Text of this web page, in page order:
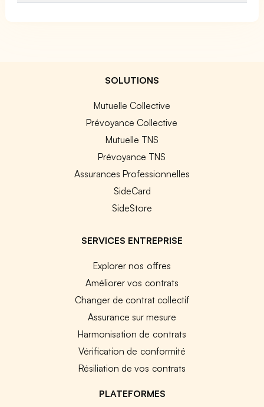
SOLUTIONS
Mutuelle Collective
Prévoyance Collective
Mutuelle TNS
Prévoyance TNS
Assurances Professionnelles
SideCard
SideStore
SERVICES ENTREPRISE
Explorer nos offres
Améliorer vos contrats
Changer de contrat collectif
Assurance sur mesure
Harmonisation de contrats
Vérification de conformité
Résiliation de vos contrats
PLATEFORMES